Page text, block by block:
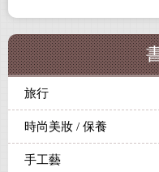
旅行
時尚美妝 / 保養
手工藝